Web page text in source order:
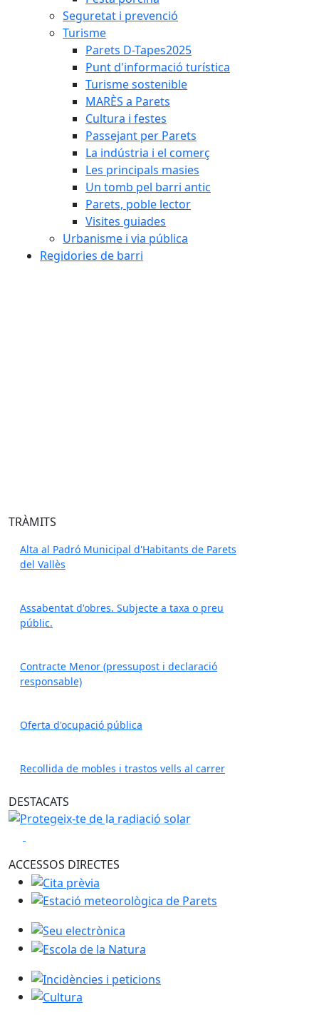
Seguretat i prevenció
Turisme
Parets D-Tapes2025
Punt d'informació turística
Turisme sostenible
MARÈS a Parets
Cultura i festes
Passejant per Parets
La indústria i el comerç
Les principals masies
Un tomb pel barri antic
Parets, poble lector
Visites guiades
Urbanisme i via pública
Regidories de barri
TRÀMITS
Alta al Padró Municipal d'Habitants de Parets
del Vallès
Assabentat d'obres. Subjecte a taxa o preu
públic.
Contracte Menor (pressupost i declaració
responsable)
Oferta d'ocupació pública
Recollida de mobles i trastos vells al carrer
DESTACATS
Protegeix-te de la radiació solar
ACCESSOS DIRECTES
Cita prèvia
Estació meteorològica de Parets
Seu electrònica
Escola de la Natura
Incidències i peticions
Cultura